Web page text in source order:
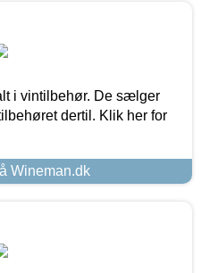
i vintilbehør. De sælger
dertil. Klik her for
Wineman.dk